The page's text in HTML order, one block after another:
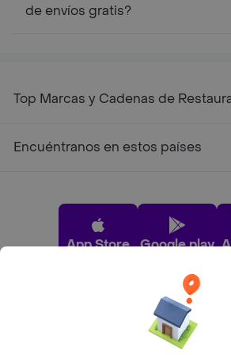
de envíos gratis?
Top Marcas y Cadenas de
Encuéntranos en estos países
App Store Google play
Pide tu comida favorita cerca de ti